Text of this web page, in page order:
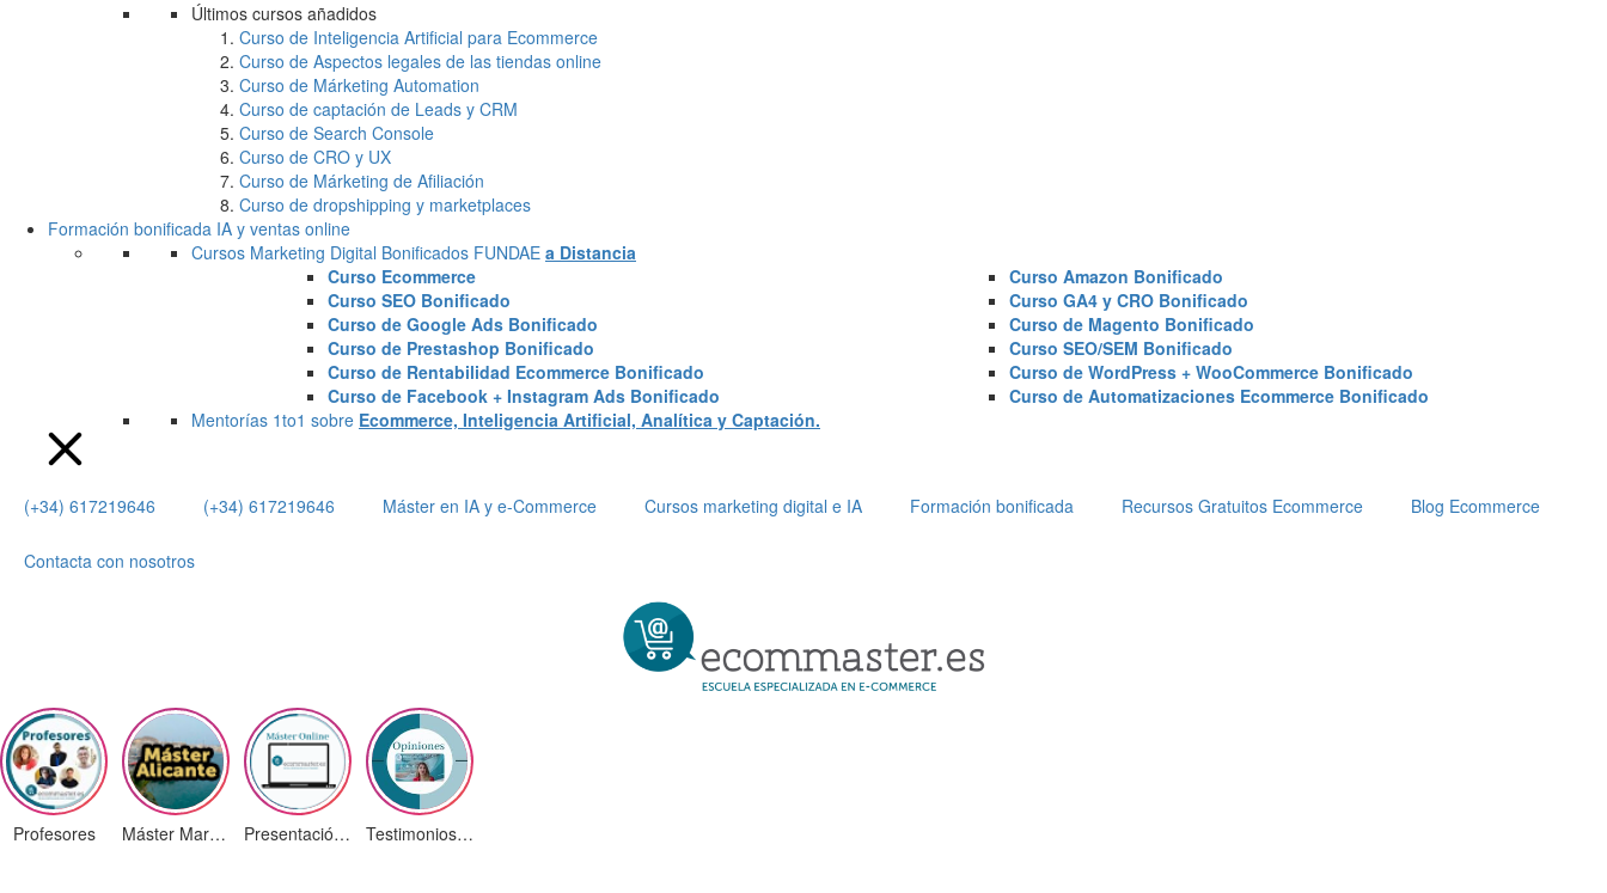
Últimos cursos añadidos
Curso de Inteligencia Artificial para Ecommerce
Curso de Aspectos legales de las tiendas online
Curso de Márketing Automation
Curso de captación de Leads y CRM
Curso de Search Console
Curso de CRO y UX
Curso de Márketing de Afiliación
Curso de dropshipping y marketplaces
Formación bonificada IA y ventas online
Cursos Marketing Digital Bonificados FUNDAE a Distancia
Curso Ecommerce
Curso SEO Bonificado
Curso de Google Ads Bonificado
Curso de Prestashop Bonificado
Curso de Rentabilidad Ecommerce Bonificado
Curso de Facebook + Instagram Ads Bonificado
Curso Amazon Bonificado
Curso GA4 y CRO Bonificado
Curso de Magento Bonificado
Curso SEO/SEM Bonificado
Curso de WordPress + WooCommerce Bonificado
Curso de Automatizaciones Ecommerce Bonificado
Mentorías 1to1 sobre Ecommerce, Inteligencia Artificial, Analítica y Captación.
(+34) 617219646 (+34) 617219646 Máster en IA y e-Commerce Cursos marketing digital e IA Formación bonificada Recursos Gratuitos Ecommerce Blog Ecommerce
Contacta con nosotros
Profesores Máster Marketing Digital en Alicante Presentación ¡Nuevas Ediciones! Testimonios Alumnos